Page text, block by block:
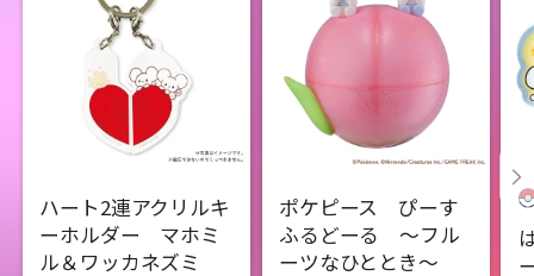
ハート2連アクリルキ
ーホルダー マホミ
ル＆ワッカネズミ
ポケピース ぴーす
ふるどーる ～フル
ーツなひととき～